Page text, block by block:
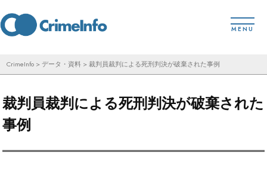
ン
ン
へ
ス
キ
ッ
MENU
CrimeInfo >データ・資料 >裁判員裁判による死刑判決が破棄された事例
裁判員裁判による死刑判決が破棄された
事例